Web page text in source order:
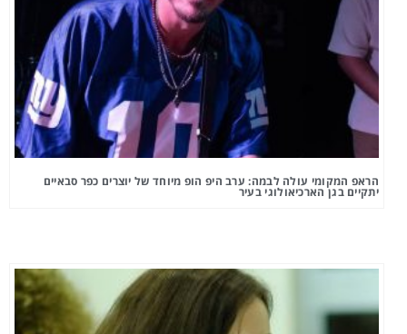
הראפ המקומי עולה לבמה: ערב היפ הופ מיוחד של יוצרים כפר סבאיים
יתקיים בגן הארכיאולוגי בעיר